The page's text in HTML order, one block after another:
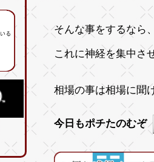
そんな事をするなら
これに神経を集中さ
相場の事は相場に聞け
今日もポチたのむぞ